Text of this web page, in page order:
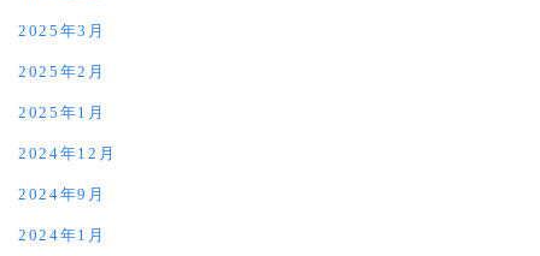
2025年3月
2025年2月
2025年1月
2024年12月
2024年9月
2024年1月